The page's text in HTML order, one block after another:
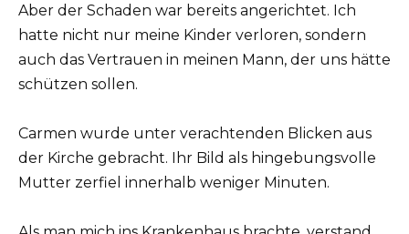
Aber der Schaden war bereits angerichtet. Ich
hatte nicht nur meine Kinder verloren, sondern
auch das Vertrauen in meinen Mann, der uns hätte
schützen sollen.
Carmen wurde unter verachtenden Blicken aus
der Kirche gebracht. Ihr Bild als hingebungsvolle
Mutter zerfiel innerhalb weniger Minuten.